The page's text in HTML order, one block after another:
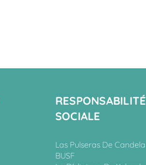
RESPONSABILITÉ
SOCIALE
Las Pulseras De Candela
BUSF